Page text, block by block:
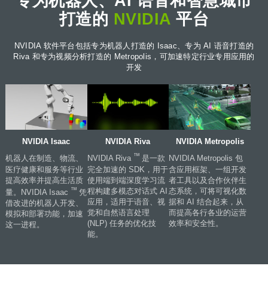
打造的 NVIDIA平台
NVIDIA 软件平台包括专为机器人打造的 Isaac、专为 AI 语音打造的
Riva 和专为视频分析打造的 Metropolis，可加速特定行业专用应用的
开发
NVIDIA Isaac
机器人在制造、物流、
医疗健康和服务等行业
提高效率并提高生活质
量。NVIDIA Isaac ™ 凭
借改进的机器人开发、
模拟和部署功能，加速
这一进程。
NVIDIA Riva
NVIDIA Riva ™ 是一款
完全加速的 SDK，用于
使用端到端深度学习流
程构建多模态对话式 AI
应用，适用于语音、视
觉和自然语言处理
(NLP) 任务的优化技
能。
NVIDIA Metropolis
NVIDIA Metropolis 包
含应用框架、一组开发
者工具以及合作伙伴生
态系统，可将可视化数
据和 AI 结合起来，从
而提高各行各业的运营
效率和安全性。